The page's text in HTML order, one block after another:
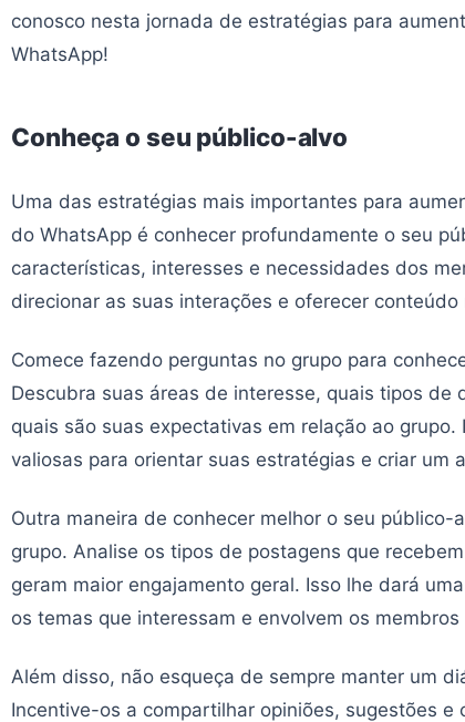
conosco nesta jornada de estratégias para
WhatsApp!
Conheça o seu público-alvo
Uma das estratégias mais importantes para
do WhatsApp é conhecer profundamente o seu
características, interesses e necessidades dos
direcionar as suas interações e oferecer conteúdo
Comece fazendo perguntas no grupo para
Descubra suas áreas de interesse, quais tipos de
quais são suas expectativas em relação ao
valiosas para orientar suas estratégias e criar um
Outra maneira de conhecer melhor o seu público-
grupo. Analise os tipos de postagens que
geram maior engajamento geral. Isso lhe dará
os temas que interessam e envolvem os membros
Além disso, não esqueça de sempre manter um
Incentive-os a compartilhar opiniões, sugestões e